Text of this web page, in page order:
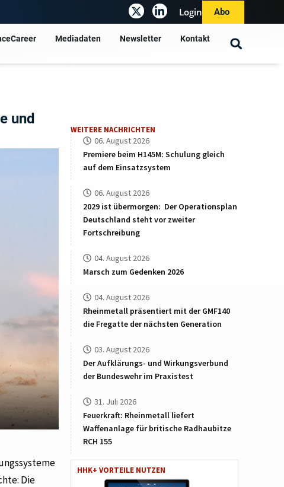
Login Abo
Mediadaten Newsletter Kontakt
und
Die
WEITERE NACHRICHTEN
06. August 2026
Premiere beim H145M: Schulung gleich
auf dem Einsatzsystem
06. August 2026
2029 ist übermorgen: Der Operationsplan
Deutschland steht vor zweiter
Fortschreibung
04. August 2026
Marsch zum Gedenken 2026
04. August 2026
Rheinmetall präsentiert mit der GMF140
die Fregatte der nächsten Generation
03. August 2026
Der Aufklärungs- und Wirkungsverbund
der Bundeswehr im Praxistest
31. Juli 2026
Feuerkraft: Rheinmetall liefert
Waffenanlage für britische Radhaubitze
RCH 155
HHK+ VORTEILE NUTZEN